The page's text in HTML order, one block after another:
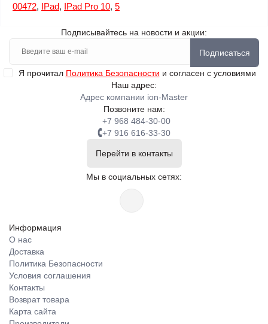
00472, IPad, IPad Pro 10, 5
Подписывайтесь на новости и акции:
Подписаться
Я прочитал Политика Безопасности и согласен с условиями
Наш адрес:
Адрес компании ion-Master
Позвоните нам:
+7 968 484-30-00
+7 916 616-33-30
Перейти в контакты
Мы в социальных сетях:
Информация
О нас
Доставка
Политика Безопасности
Условия соглашения
Контакты
Возврат товара
Карта сайта